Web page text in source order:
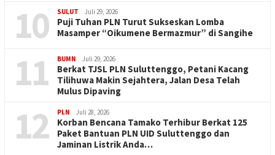
10 SULUT Juli 29, 2026
Puji Tuhan PLN Turut Sukseskan Lomba
Masamper “Oikumene Bermazmur” di Sangihe
11 BUMN Juli 29, 2026
Berkat TJSL PLN Suluttenggo, Petani Kacang
Tilihuwa Makin Sejahtera, Jalan Desa Telah
Mulus Dipaving
12 PLN Juli 28, 2026
Korban Bencana Tamako Terhibur Berkat 125
Paket Bantuan PLN UID Suluttenggo dan
Jaminan Listrik Anda…